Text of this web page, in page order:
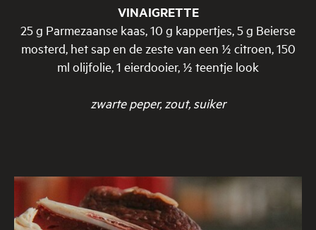
VINAIGRETTE
25 g Parmezaanse kaas, 10 g kappertjes, 5 g Beierse
mosterd, het sap en de zeste van een ½ citroen, 150
ml olijfolie, 1 eierdooier, ½ teentje look
zwarte peper, zout, suiker